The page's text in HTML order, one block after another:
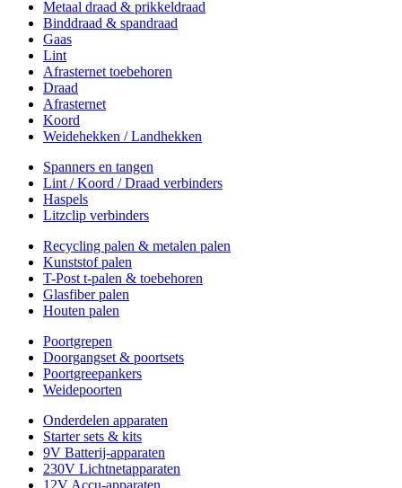
Metaal draad & prikkeldraad
Binddraad & spandraad
Gaas
Lint
Afrasternet toebehoren
Draad
Afrasternet
Koord
Weidehekken / Landhekken
Spanners en tangen
Lint / Koord / Draad verbinders
Haspels
Litzclip verbinders
Recycling palen & metalen palen
Kunststof palen
T-Post t-palen & toebehoren
Glasfiber palen
Houten palen
Poortgrepen
Doorgangset & poortsets
Poortgreepankers
Weidepoorten
Onderdelen apparaten
Starter sets & kits
9V Batterij-apparaten
230V Lichtnetapparaten
12V Accu-apparaten